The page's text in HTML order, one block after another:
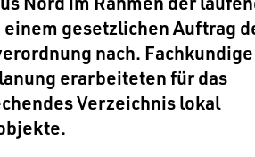
gesetzlichen Auftrag
nach. Fachkundige
erarbeiteten für das
Verzeichnis lokal